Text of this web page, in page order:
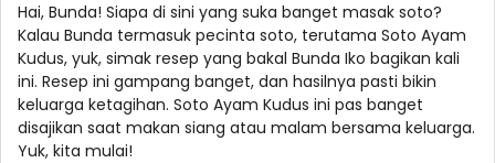
Hai, Bunda! Siapa di sini yang suka banget masak soto?
Kalau Bunda termasuk pecinta soto, terutama Soto Ayam
Kudus, yuk, simak resep yang bakal Bunda Iko bagikan kali
ini. Resep ini gampang banget, dan hasilnya pasti bikin
keluarga ketagihan. Soto Ayam Kudus ini pas banget
disajikan saat makan siang atau malam bersama keluarga.
Yuk, kita mulai!